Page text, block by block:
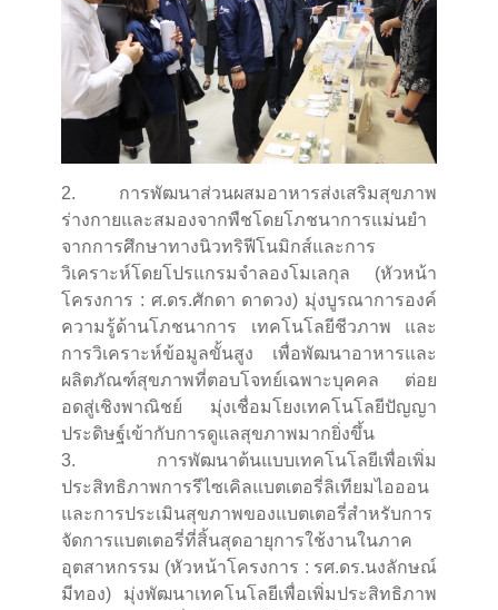
2. การพัฒนาส่วนผสมอาหารส่งเสริมสุขภาพ
ร่างกายและสมองจากพืชโดยโภชนาการแม่นยำ
จากการศึกษาทางนิวทริฟีโนมิกส์และการ
วิเคราะห์โดยโปรแกรมจำลองโมเลกุล (หัวหน้า
โครงการ : ศ.ดร.ศักดา ดาดวง) มุ่งบูรณาการองค์
ความรู้ด้านโภชนาการ เทคโนโลยีชีวภาพ และ
การวิเคราะห์ข้อมูลขั้นสูง เพื่อพัฒนาอาหารและ
ผลิตภัณฑ์สุขภาพที่ตอบโจทย์เฉพาะบุคคล ต่อย
อดสู่เชิงพาณิชย์ มุ่งเชื่อมโยงเทคโนโลยีปัญญา
ประดิษฐ์เข้ากับการดูแลสุขภาพมากยิ่งขึ้น
3. การพัฒนาต้นแบบเทคโนโลยีเพื่อเพิ่ม
ประสิทธิภาพการรีไซเคิลแบตเตอรี่ลิเทียมไอออน
และการประเมินสุขภาพของแบตเตอรี่สำหรับการ
จัดการแบตเตอรี่ที่สิ้นสุดอายุการใช้งานในภาค
อุตสาหกรรม (หัวหน้าโครงการ : รศ.ดร.นงลักษณ์
มีทอง) มุ่งพัฒนาเทคโนโลยีเพื่อเพิ่มประสิทธิภาพ